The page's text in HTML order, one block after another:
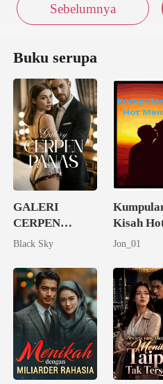
Sebelumnya
Buku serupa
GALERI
CERPEN
PANAS 21+
Black Sky
Kisah
Membara
Jon_01